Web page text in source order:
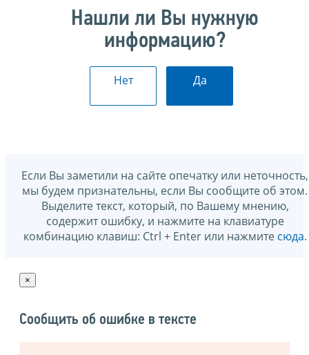
Нашли ли Вы нужную
информацию?
Нет Да
Если Вы заметили на сайте опечатку или неточность,
мы будем признательны, если Вы сообщите об этом.
Выделите текст, который, по Вашему мнению,
содержит ошибку, и нажмите на клавиатуре
комбинацию клавиш: Ctrl + Enter или нажмите сюда.
×
Сообщить об ошибке в тексте